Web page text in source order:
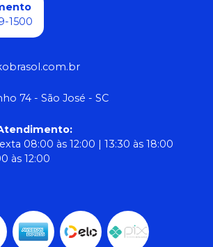
1500
74 - São José - SC
:
08:00 às 12:00 | 13:30 às 18:00
às 12:00